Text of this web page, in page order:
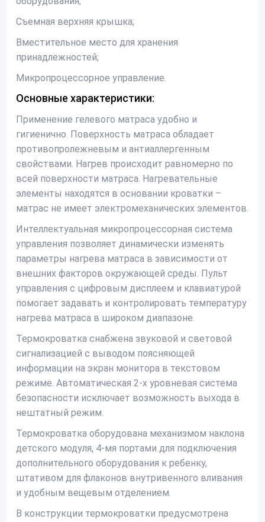
Съемная верхняя крышка;
Вместительное место для хранения
принадлежностей;
Микропроцессорное управление.
Основные характеристики:
Применение гелевого матраса удобно и
гигиенично. Поверхность матраса обладает
противопролежневым и антиаллергенным
свойствами. Нагрев происходит равномерно по
всей поверхности матраса. Нагревательные
элементы находятся в основании кроватки –
матрас не имеет электромеханических элементов.
Интеллектуальная микропроцессорная система
управления позволяет динамически изменять
параметры нагрева матраса в зависимости от
внешних факторов окружающей среды. Пульт
управления с цифровым дисплеем и клавиатурой
помогает задавать и контролировать температуру
нагрева матраса в широком диапазоне.
Термокроватка снабжена звуковой и световой
сигнализацией с выводом поясняющей
информации на экран монитора в текстовом
режиме. Автоматическая 2-х уровневая система
безопасности исключает возможность выхода в
нештатный режим.
Термокроватка оборудована механизмом наклона
детского модуля, 4-мя портами для подключения
дополнительного оборудования к ребенку,
штативом для флаконов внутривенного вливания
и удобным вещевым отделением.
В конструкции термокроватки предусмотрена